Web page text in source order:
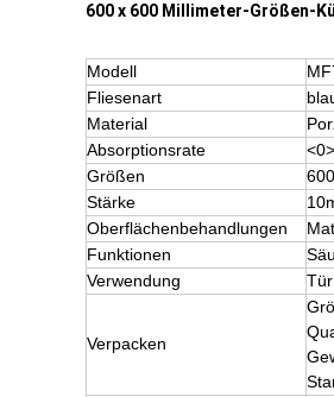
600 x 600 Millimeter-Größen-
Modell
Fliesenart
Material
Absorptionsrate
<0>
Größen
Stärke
Oberflächenbehandlungen
Funktionen
Verwendung
Verpacken